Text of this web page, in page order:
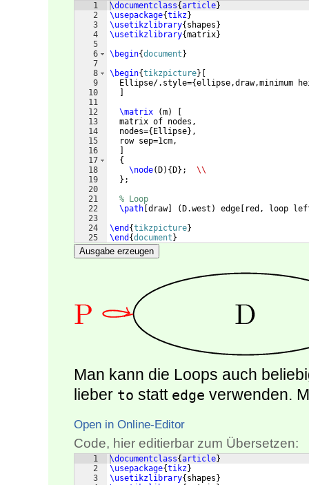
1
2
3
4
5
6
7
8
9
10
11
12
13
14
15
16
17
18
19
20
21
22
23
24
25
\documentclass{article}
\usepackage{tikz}
\usetikzlibrary{ shapes }
\usetikzlibrary{matrix}
\begin{document }
\begin{tikzpicture}
  Ellipse/.style=
{ellipse,draw,minimum
\matrix
(m)
  matrix of nodes,
  nodes=
{ Ellipse} ,
  row sep=1cm,
{
\node( D) { D} ; \\
} ;
% Loop
\path draw] ( D.west ) edge
red, loop
\end {tikzpicture}
\end {document }
Ausgabe erzeugen
Man kann die Loops auch
lieber to statt edge verwenden.
Open in Online-Editor
Code, hier editierbar zum Übersetzen:
1
2
3
\documentclass{article}
\usepackage{tikz}
\usetikzlibrary{ shapes }